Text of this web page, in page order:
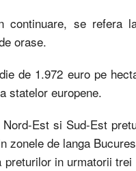
continuare, se refera
orase.
de 1.972 euro pe
statelor europene.
Est si Sud-Est
zonele de langa
in urmatorii trei